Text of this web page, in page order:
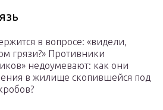
в вопросе: «видели,
грязи?» Противники
недоумевают: как они
в жилище скопившейся под